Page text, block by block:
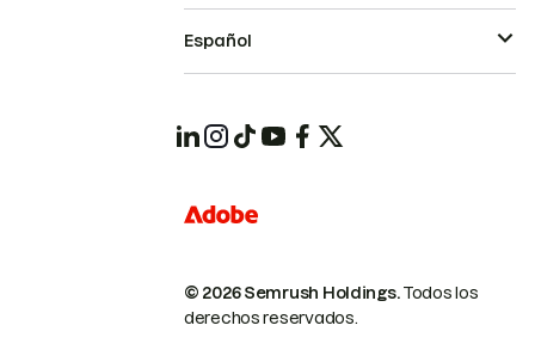
© 2026 Semrush Holdings.Todos los
derechos reservados.
Español